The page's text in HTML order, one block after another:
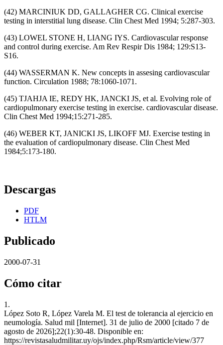
(42) MARCINIUK DD, GALLAGHER CG. Clinical exercise
testing in interstitial lung disease. Clin Chest Med 1994; 5:287-303.
(43) LOWEL STONE H, LIANG IYS. Cardiovascular response
and control during exercise. Am Rev Respir Dis 1984; 129:S13-
S16.
(44) WASSERMAN K. New concepts in assesing cardiovascular
function. Circulation 1988; 78:1060-1071.
(45) TJAHJA IE, REDY HK, JANCKI JS, et al. Evolving role of
cardiopulmonary exercise testing in exercise. cardiovascular disease.
Clin Chest Med 1994;15:271-285.
(46) WEBER KT, JANICKI JS, LIKOFF MJ. Exercise testing in
the evaluation of cardiopulmonary disease. Clin Chest Med
1984;5:173-180.
Descargas
PDF
HTLM
Publicado
2000-07-31
Cómo citar
1.
López Soto R, López Varela M. El test de tolerancia al ejercicio en
neumología. Salud mil [Internet]. 31 de julio de 2000 [citado 7 de
agosto de 2026];22(1):30-48. Disponible en:
https://revistasaludmilitar.uy/ojs/index.php/Rsm/article/view/377